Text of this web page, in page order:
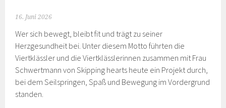
16. Juni 2026
Wer sich bewegt, bleibt fit und trägt zu seiner
Herzgesundheit bei. Unter diesem Motto führten die
Viertklässler und die Viertklässlerinnen zusammen mit Frau
Schwertmann von Skipping hearts heute ein Projekt durch,
bei dem Seilspringen, Spaß und Bewegung im Vordergrund
standen.